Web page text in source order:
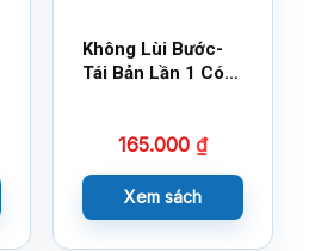
Không Lùi Bước-
Tái Bản Lần 1 Có
165.000 ₫
Xem sách